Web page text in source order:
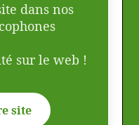
dans nos
sur le web !
site